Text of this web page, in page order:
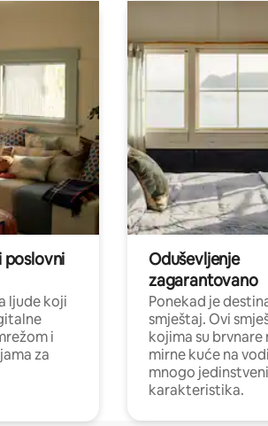
poslovni
ljude koji
i
za
Oduševljenje
zagarantovano
Ponekad je
smještaj. Ovi
kojima su brvnare
mirne kuće na
mnogo
karakteristika.